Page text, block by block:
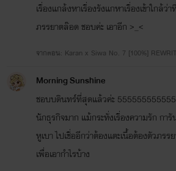
เรื่องแกล้งหาเรื่องรังแกหาเรื่องเข้าใกล้ว่าที่
ภรรยาตล๊อด ชอบค่ะ เอาอีก >_<
จากตอน: Karan x Siwa No. 7 [100%]
Morning Sunshine
ชอบบดินทร์ที่สุดแล้วค่ะ
นักธุรกิจมาก แม้กระทั่งเรื่องความรัก การั
หูเบา ไปเชื่ออีกว่าต้องแตะเนื้อต้องตัวภรร
เพื่อเอากำไรบ้าง